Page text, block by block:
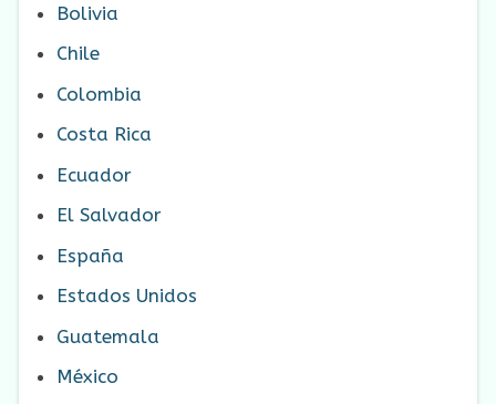
Bolivia
Chile
Colombia
Costa Rica
Ecuador
El Salvador
España
Estados Unidos
Guatemala
México